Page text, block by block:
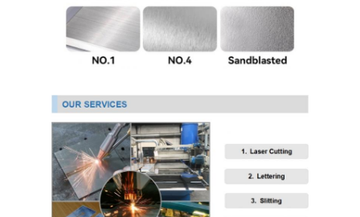
304 ورقة الفولاذ المقاوم للصدأ
304 أنبوب من الفولاذ المقاوم للصدأ
2205 لوحة من الفولاذ المقاوم للصدأ
صفيحة الفولاذ المقاوم للصدأ الملمع